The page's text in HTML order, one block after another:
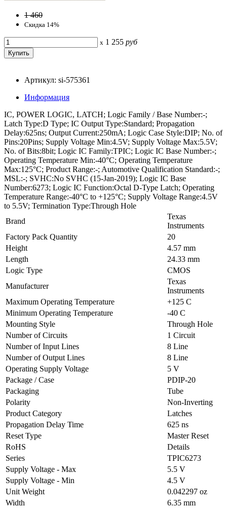
1 460
Скидка 14%
x 1 255 руб
Артикул: si-575361
Информация
IC, POWER LOGIC, LATCH; Logic Family / Base Number:-;
Latch Type:D Type; IC Output Type:Standard; Propagation
Delay:625ns; Output Current:250mA; Logic Case Style:DIP; No. of
Pins:20Pins; Supply Voltage Min:4.5V; Supply Voltage Max:5.5V;
No. of Bits:8bit; Logic IC Family:TPIC; Logic IC Base Number:-;
Operating Temperature Min:-40°C; Operating Temperature
Max:125°C; Product Range:-; Automotive Qualification Standard:-;
MSL:-; SVHC:No SVHC (15-Jan-2019); Logic IC Base
Number:6273; Logic IC Function:Octal D-Type Latch; Operating
Temperature Range:-40°C to +125°C; Supply Voltage Range:4.5V
to 5.5V; Termination Type:Through Hole
Brand
Texas
Instruments
Factory Pack Quantity
20
Height
4.57 mm
Length
24.33 mm
Logic Type
CMOS
Manufacturer
Texas
Instruments
Maximum Operating Temperature
+125 C
Minimum Operating Temperature
-40 C
Mounting Style
Through Hole
Number of Circuits
1 Circuit
Number of Input Lines
8 Line
Number of Output Lines
8 Line
Operating Supply Voltage
5 V
Package / Case
PDIP-20
Packaging
Tube
Polarity
Non-Inverting
Product Category
Latches
Propagation Delay Time
625 ns
Reset Type
Master Reset
RoHS
Details
Series
TPIC6273
Supply Voltage - Max
5.5 V
Supply Voltage - Min
4.5 V
Unit Weight
0.042297 oz
Width
6.35 mm